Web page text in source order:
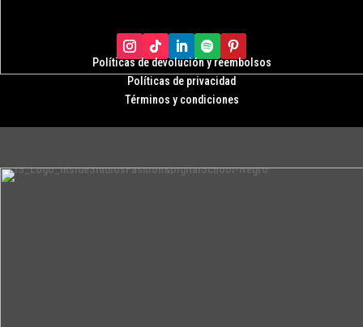
Políticas de devolución y reembolsos
Políticas de privacidad
Términos y condiciones